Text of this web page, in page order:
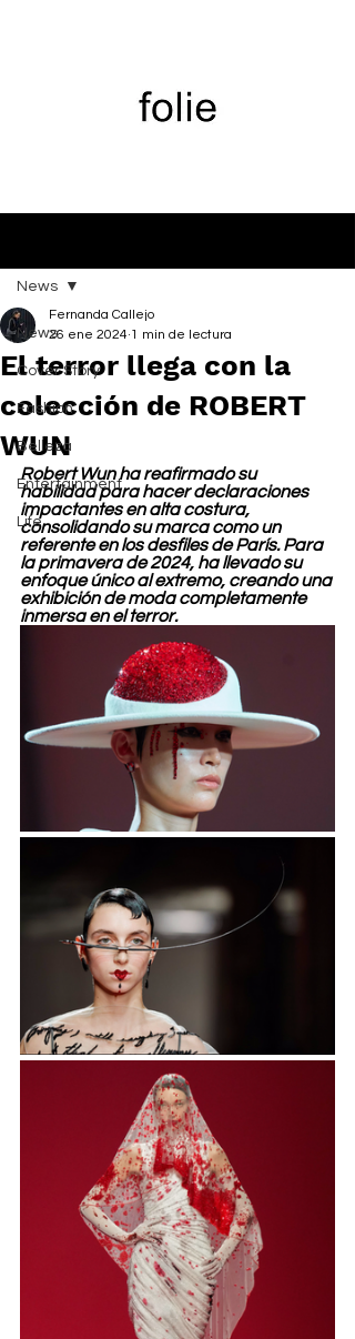
News
Cover Story
Fashion
Belleza
Entertainment
Life
News
El terror llega con la
colección de ROBERT
WUN
Fernanda Callejo
26 ene 2024 1 min de lectura
Robert Wun ha reafirmado su
habilidad para hacer declaraciones
impactantes en alta costura,
consolidando su marca como un
referente en los desfiles de París. Para
la primavera de 2024, ha llevado su
enfoque único al extremo, creando una
exhibición de moda completamente
inmersa en el terror.